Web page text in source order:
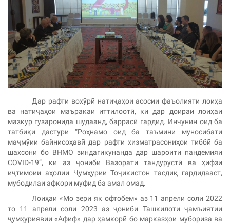
Дар рафти вохӯрӣ натиҷаҳои асосии фаъолияти лоиҳа
ва натиҷаҳои маъракаи иттилоотӣ, ки дар доираи лоиҳаи
мазкур гузаронида шудаанд, баррасӣ гардид. Инчунин оид ба
татбиқи дастури “Роҳнамо оид ба таъмини муносибати
маҷмӯии байнисоҳавӣ дар рафти хизматрасониҳои тиббӣ ба
шахсони бо ВНМО зиндагикунанда дар шароити пандемияи
COVID-19”, ки аз ҷониби Вазорати тандурустӣ ва ҳифзи
иҷтимоии аҳолии Ҷумҳурии Тоҷикистон тасдиқ гардидааст,
мубодилаи афкори муфид ба амал омад.
Лоиҳаи «Мо зери як офтобем» аз 11 апрели соли 2022
то 11 апрели соли 2023 аз ҷониби Ташкилоти ҷамъиятии
ҷумҳуриявии «Афиф» дар ҳамкорӣ бо марказҳои мубориза ва